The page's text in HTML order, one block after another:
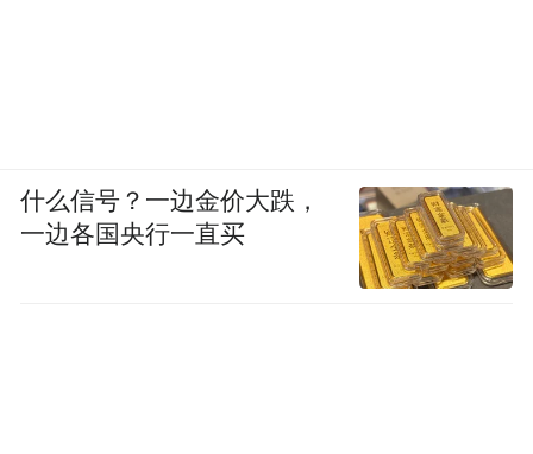
什么信号？一边金价大跌，
一边各国央行一直买